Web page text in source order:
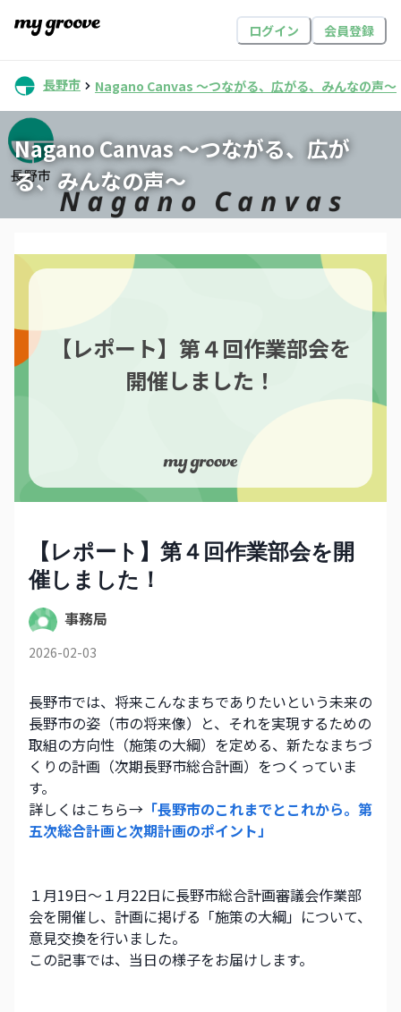
ログイン 会員登録
長野市 Nagano Canvas 〜つながる、広がる、みんなの声〜
Nagano Canvas 〜つながる、広が
る、みんなの声〜
【レポート】第４回作業部会を
開催しました！
【レポート】第４回作業部会を開
催しました！
事務局
2026-02-03
長野市では、将来こんなまちでありたいという未来の
長野市の姿（市の将来像）と、それを実現するための
取組の方向性（施策の大綱）を定める、新たなまちづ
くりの計画（次期長野市総合計画）をつくっていま
す。
詳しくはこちら→ 「長野市のこれまでとこれから。第
五次総合計画と次期計画のポイント」
１月19日～１月22日に長野市総合計画審議会作業部
会を開催し、計画に掲げる「施策の大綱」について、
意見交換を行いました。
この記事では、当日の様子をお届けします。